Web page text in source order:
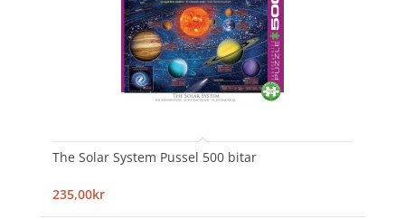
The Solar System Pussel 500 bitar
235,00kr